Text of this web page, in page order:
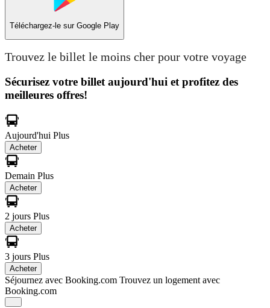
Téléchargez-le sur Google Play
Trouvez le billet le moins cher pour votre voyage
Sécurisez votre billet aujourd'hui et profitez des
meilleures offres!
Aujourd'hui Plus
Acheter
Demain Plus
Acheter
2 jours Plus
Acheter
3 jours Plus
Acheter
Séjournez avec Booking.com Trouvez un logement avec
Booking.com